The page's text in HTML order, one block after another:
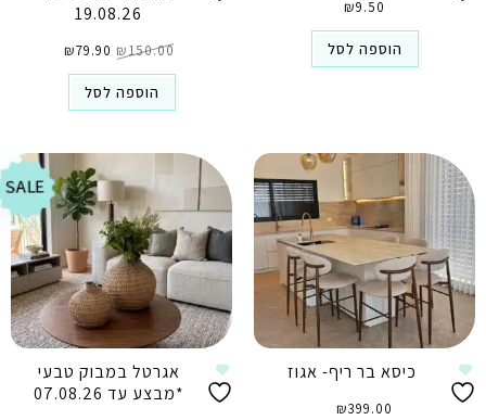
19.08.26
₪150.00 המקורי
היה:
₪150.00.
₪79.90 הנוכחי
הוא:
הוספה לסל
₪9.50
הוספה לסל
SALE
אגרטל במבוק טבעי
*מבצע עד 07.08.26
כיסא בר ריף- אגוז
₪399.00